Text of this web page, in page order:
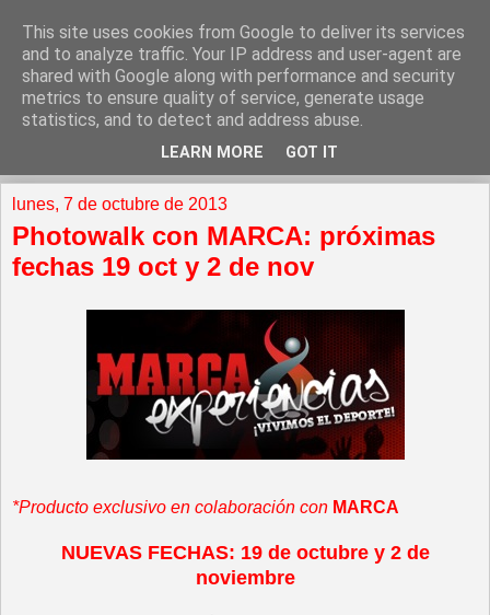
lunes, 7 de octubre de 2013
Photowalk con MARCA: próximas
fechas 19 oct y 2 de nov
*Producto exclusivo en colaboración con MARCA
NUEVAS FECHAS: 19 de octubre y 2 de
noviembre
This site uses cookies from Google to deliver its services
and to analyze traffic. Your IP address and user-agent are
shared with Google along with performance and security
metrics to ensure quality of service, generate usage
statistics, and to detect and address abuse.
LEARN MORE GOT IT